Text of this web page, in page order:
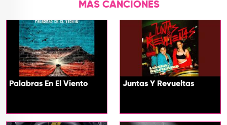
MÁS CANCIONES
Palabras En El Viento Juntas Y Revueltas